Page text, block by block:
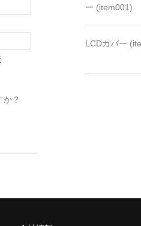
？
ー (item001)
LCDカバー